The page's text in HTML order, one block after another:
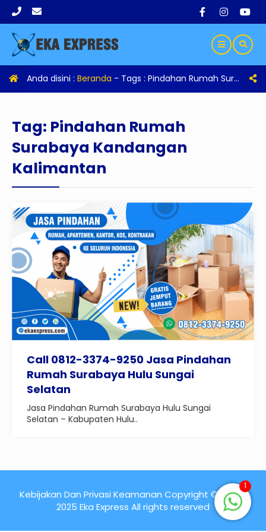
Anda disini : Beranda - Tags : Pindahan Rumah Surabaya Kandangan Kalimantan
Tag: Pindahan Rumah
Surabaya Kandangan
Kalimantan
Call 0812-3374-9250 Jasa Pindahan
Rumah Surabaya Hulu Sungai
Selatan
Jasa Pindahan Rumah Surabaya Hulu Sungai
Selatan – Kabupaten Hulu..
Kebijakan Dan Privasi Keamanan Copyright © 2015 -
2025 Eka Express All rights reserved
1